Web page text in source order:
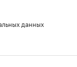
данных